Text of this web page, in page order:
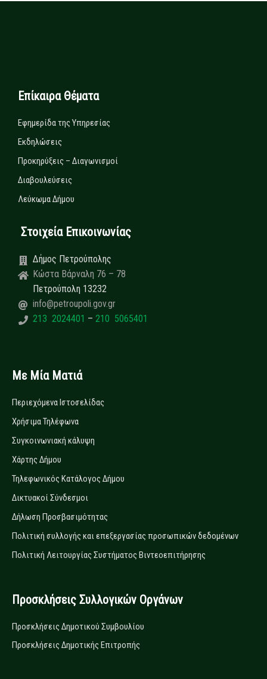
Επίκαιρα Θέματα
Εφημερίδα της Υπηρεσίας
Εκδηλώσεις
Προκηρύξεις – Διαγωνισμοί
Διαβουλεύσεις
Λεύκωμα Δήμου
Στοιχεία Επικοινωνίας
Δήμος Πετρούπολης
Κώστα Βάρναλη 76 – 78
Πετρούπολη 13232
info@petroupoli.gov.gr
213 2024401 – 210 5065401
Με Μία Ματιά
Περιεχόμενα Ιστοσελίδας
Χρήσιμα Τηλέφωνα
Συγκοινωνιακή κάλυψη
Χάρτης Δήμου
Τηλεφωνικός Κατάλογος Δήμου
Δικτυακοί Σύνδεσμοι
Δήλωση Προσβασιμότητας
Πολιτική συλλογής και επεξεργασίας προσωπικών δεδομένων
Πολιτική Λειτουργίας Συστήματος Βιντεοεπιτήρησης
Προσκλήσεις Συλλογικών Οργάνων
Προσκλήσεις Δημοτικού Συμβουλίου
Προσκλήσεις Δημοτικής Επιτροπής